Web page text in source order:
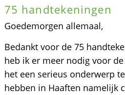
75 handtekeningen
Goedemorgen allemaal,
Bedankt voor de 75
heb ik er meer nodig voor
het een serieus onderwerp
hebben in Haaften namelijk